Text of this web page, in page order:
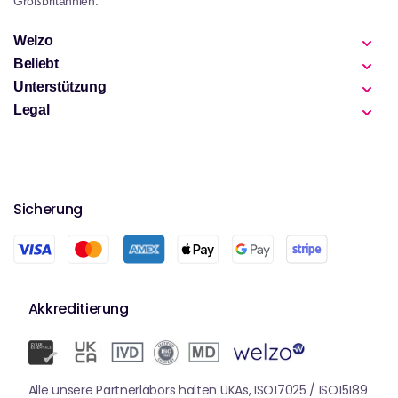
Welzo
Beliebt
Unterstützung
Legal
Sicherung
Akkreditierung
Alle unsere Partnerlabors halten UKAs, ISO17025 / ISO15189